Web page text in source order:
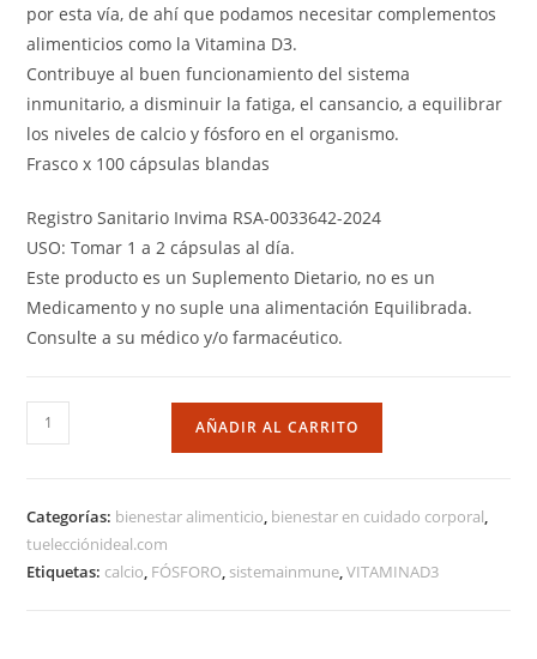
por esta vía, de ahí que podamos necesitar complementos
alimenticios como la Vitamina D3.
Contribuye al buen funcionamiento del sistema
inmunitario, a disminuir la fatiga, el cansancio, a equilibrar
los niveles de calcio y fósforo en el organismo.
Frasco x 100 cápsulas blandas
Registro Sanitario Invima RSA-0033642-2024
USO: Tomar 1 a 2 cápsulas al día.
Este producto es un Suplemento Dietario, no es un
Medicamento y no suple una alimentación Equilibrada.
Consulte a su médico y/o farmacéutico.
AÑADIR AL CARRITO
Categorías: bienestar alimenticio bienestar en cuidado corporal
tuelecciónideal.com
Etiquetas: calcio FÓSFORO sistemainmune ,VITAMINAD3